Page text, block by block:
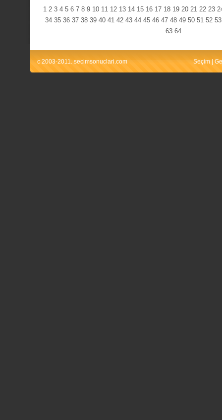
1 2 3 4 5 6 7 8 9 10 11 12 13 14 15 16 17 18 19 20 21 22 23
34 35 36 37 38 39 40 41 42 43 44 45 46 47 48 49 50 51 52 53
63 64
c 2003-2011. secimsonuclari.com Seçim |